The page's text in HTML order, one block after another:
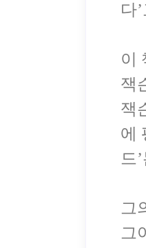
다
이
잭
잭
에
드
그
그